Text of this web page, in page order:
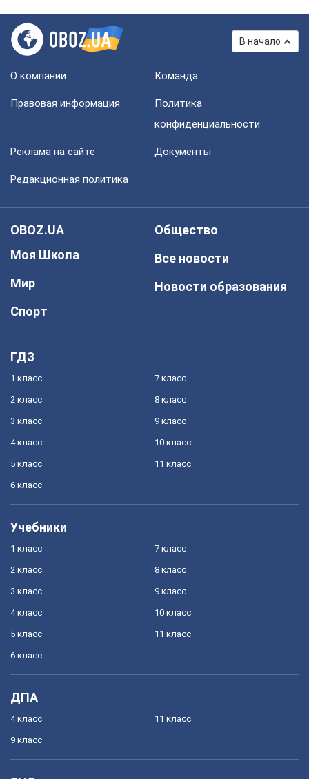
В начало
О компании Команда
Правовая информация
Политика
конфиденциальности
Реклама на сайте Документы
Редакционная политика
OBOZ.UA
Моя Школа
Мир
Спорт
Общество
Все новости
Новости образования
ГДЗ
1 класс
2 класс
3 класс
4 класс
5 класс
6 класс
7 класс
8 класс
9 класс
10 класс
11 класс
Учебники
1 класс
2 класс
3 класс
4 класс
5 класс
6 класс
7 класс
8 класс
9 класс
10 класс
11 класс
ДПА
4 класс
9 класс
11 класс